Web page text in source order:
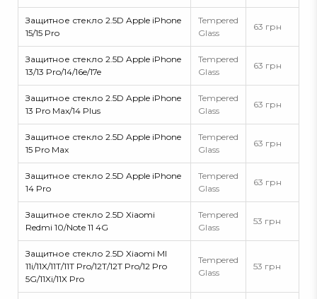
Защитное стекло 2.5D Apple iPhone
15/15 Pro
Tempered
Glass
63 грн
Защитное стекло 2.5D Apple iPhone
13/13 Pro/14/16e/17e
Tempered
Glass
63 грн
Защитное стекло 2.5D Apple iPhone
13 Pro Max/14 Plus
Tempered
Glass
63 грн
Защитное стекло 2.5D Apple iPhone
15 Pro Max
Tempered
Glass
63 грн
Защитное стекло 2.5D Apple iPhone
14 Pro
Tempered
Glass
63 грн
Защитное стекло 2.5D Xiaomi
Redmi 10/Note 11 4G
Tempered
Glass
53 грн
Защитное стекло 2.5D Xiaomi MI
11i/11X/11T/11T Pro/12T/12T Pro/12 Pro
5G/11Xi/11X Pro
Tempered
Glass
53 грн